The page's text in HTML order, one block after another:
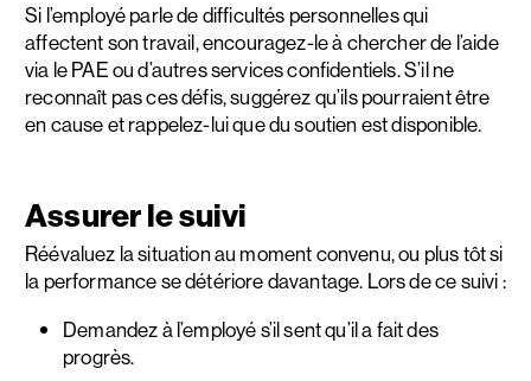
Si l’employé parle de difficultés personnelles qui
affectent son travail, encouragez-le à chercher de l’aide
via le PAE ou d’autres services confidentiels. S’il ne
reconnaît pas ces défis, suggérez qu’ils pourraient être
en cause et rappelez-lui que du soutien est disponible.
Assurer le suivi
Réévaluez la situation au moment convenu, ou plus tôt si
la performance se détériore davantage. Lors de ce suivi :
Demandez à l’employé s’il sent qu’il a fait des
progrès.